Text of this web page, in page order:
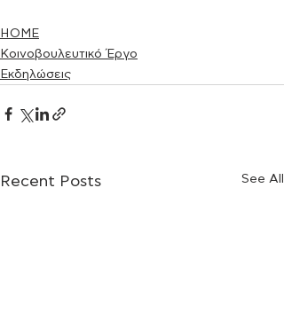
HOME
Κοινοβουλευτικό Έργο
Εκδηλώσεις
Recent Posts See All